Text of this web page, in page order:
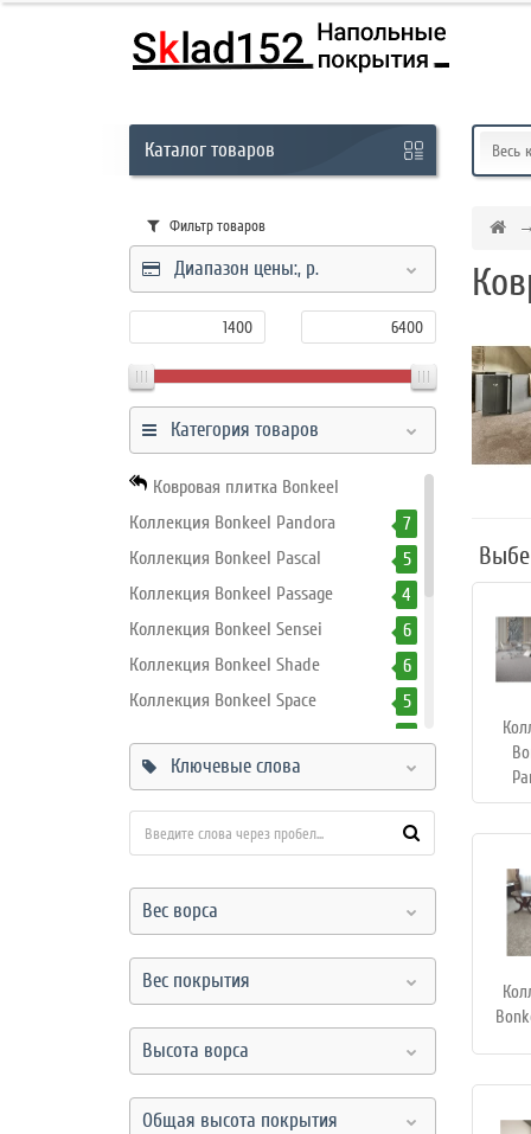
Каталогтоваров Весь
Фильтр товаров
Диапазон цены:, р.
Категория товаров
Ковровая плитка Bonkeel
Коллекция Bonkeel Pandora
7
Коллекция Bonkeel Pascal
5
Коллекция Bonkeel Passage
4
Коллекция Bonkeel Sensei
6
Коллекция Bonkeel Shade
6
Коллекция Bonkeel Space
5
6
Коллекция Bonkeel Stone
4
Коллекция Bonkeel Storm NP
5
Коллекция Bonkeel Криксус/Crixus
4
Коллекция Bonkeel
Спартакус/Spartacus
6
Коллекция Sunrise 8
Ключевые слова
Вес ворса
Вес покрытия
Высота ворса
Общая высота покрытия